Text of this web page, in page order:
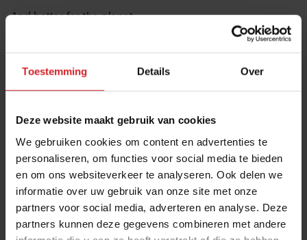
Toestemming Details Over
Deze website maakt gebruik van cookies
We gebruiken cookies om content en advertenties te
personaliseren, om functies voor social media te bieden
en om ons websiteverkeer te analyseren. Ook delen we
informatie over uw gebruik van onze site met onze
partners voor social media, adverteren en analyse. Deze
partners kunnen deze gegevens combineren met andere
And better for the planet
Bereken met de foodprint calculator
welke positieve
Violife Professional
Over deze auteur